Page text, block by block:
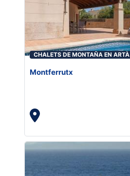
CHALETS DE MONTAÑA EN ARTÀ
Montferrutx